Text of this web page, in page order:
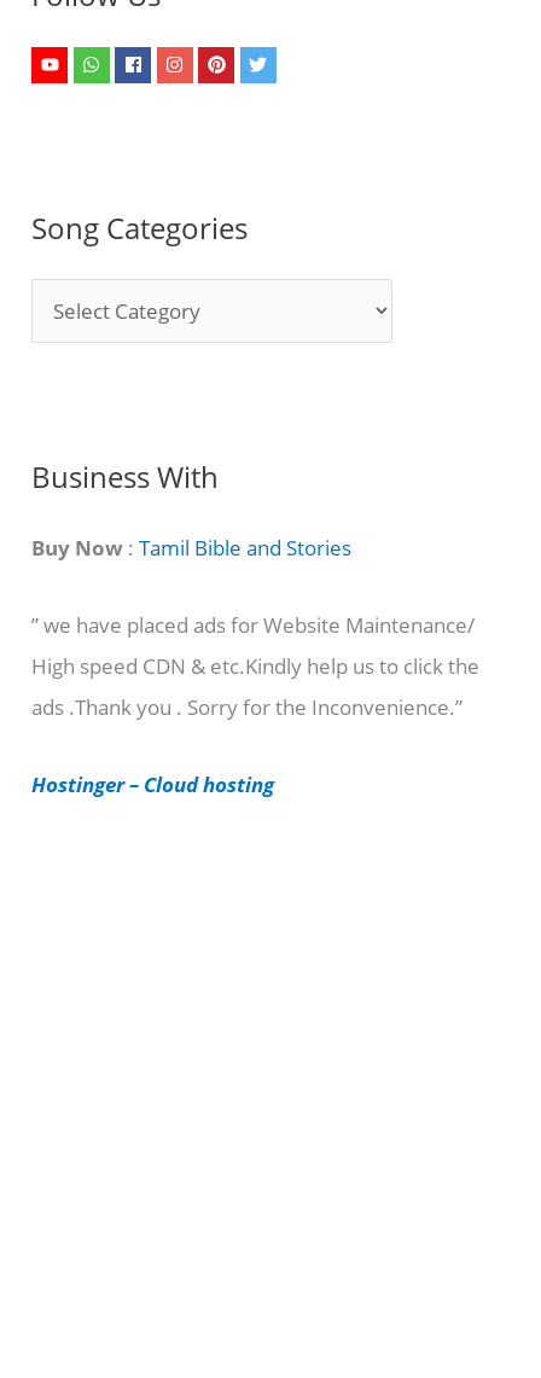
Song Categories
o
C
t
g
o
r
e
Business With
Buy Now :Tamil Bible and Stories
” we have placed ads for Website Maintenance/
High speed CDN & etc.Kindly help us to click the
ads .Thank you . Sorry for the Inconvenience.”
Hostinger – Cloud hosting